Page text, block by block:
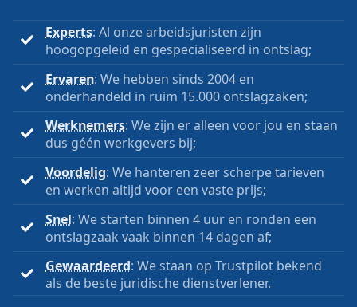
Experts: Al onze arbeidsjuristen zijn
hoogopgeleid en gespecialiseerd in ontslag;
Ervaren: We hebben sinds 2004 en
onderhandeld in ruim 15.000 ontslagzaken;
Werknemers: We zijn er alleen voor jou en staan
dus géén werkgevers bij;
Voordelig: We hanteren zeer scherpe tarieven
en werken altijd voor een vaste prijs;
Snel: We starten binnen 4 uur en ronden een
ontslagzaak vaak binnen 14 dagen af;
Gewaardeerd: We staan op Trustpilot bekend
als de beste juridische dienstverlener.